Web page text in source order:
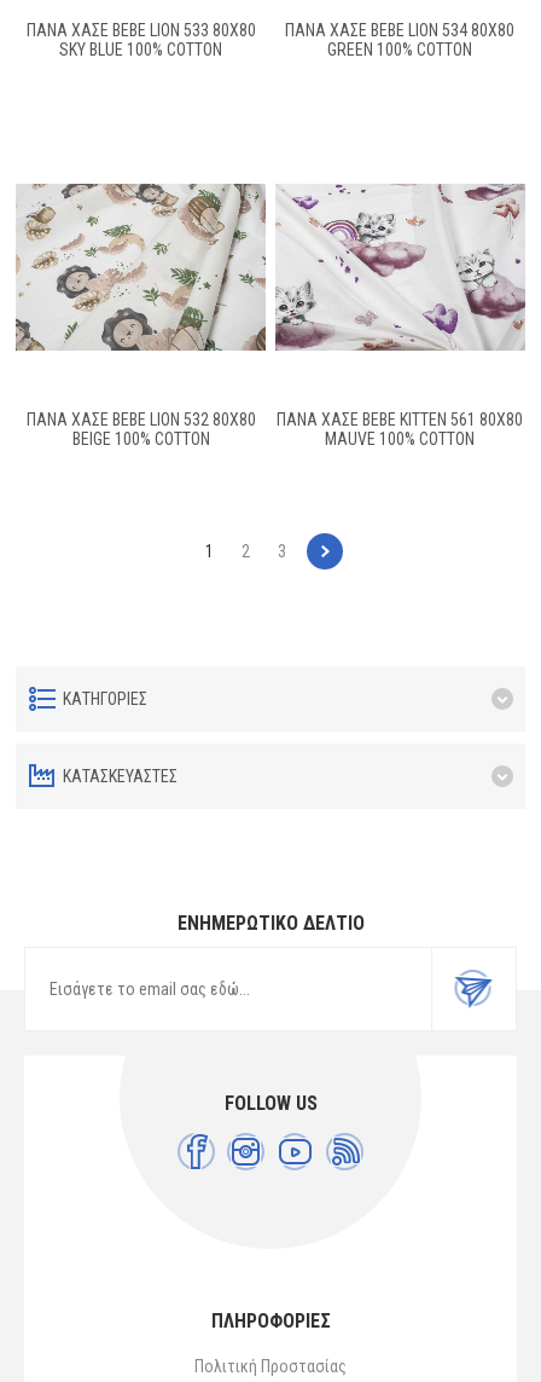
ΠΆΝΑ ΧΑΣΈ BEBE LION 533 80X80
SKY BLUE 100% COTTON
ΠΆΝΑ ΧΑΣΈ BEBE LION 534 80X80
GREEN 100% COTTON
ΠΆΝΑ ΧΑΣΈ BEBE LION 532 80X80
BEIGE 100% COTTON
ΠΆΝΑ ΧΑΣΈ BEBE KITTEN 561 80X80
MAUVE 100% COTTON
1 2 3
ΚΑΤΗΓΟΡΊΕΣ
ΚΑΤΑΣΚΕΥΑΣΤΈΣ
ΕΝΗΜΕΡΩΤΙΚΌ ΔΕΛΤΊΟ
FOLLOW US
ΠΛΗΡΟΦΟΡΙΕΣ
Πολιτική Προστασίας